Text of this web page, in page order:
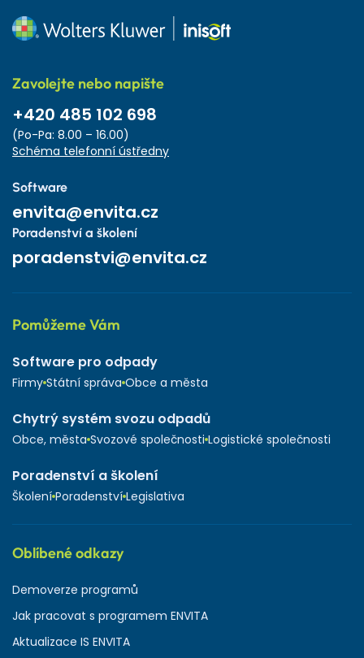
Zavolejte nebo napište
+420 485 102 698
(Po-Pa: 8.00 – 16.00)
Schéma telefonní ústředny
Software
envita@envita.cz
Poradenství a školení
poradenstvi@envita.cz
Pomůžeme Vám
Software pro odpady
Firmy Státní správa Obce a města
Chytrý systém svozu odpadů
Obce, města Svozové společnosti Logistické společnosti
Poradenství a školení
Školení Poradenství Legislativa
Oblíbené odkazy
Demoverze programů
Jak pracovat s programem ENVITA
Aktualizace IS ENVITA